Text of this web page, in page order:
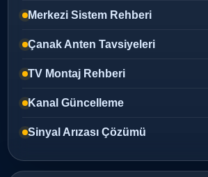
Merkezi Sistem Rehberi
Çanak Anten Tavsiyeleri
TV Montaj Rehberi
Kanal Güncelleme
Sinyal Arızası Çözümü